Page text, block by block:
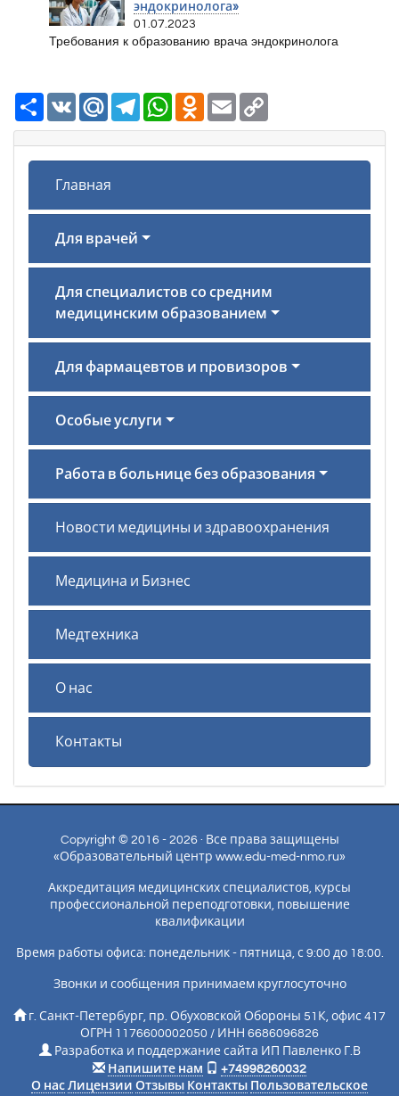
эндокринолога»
01.07.2023
Требования к образованию врача эндокринолога
РесурсVK Mail.Ru TelegramWhatsAppOdnoklassniki
Email
Главная
Для врачей
Для специалистов со средним
медицинским образованием
Для фармацевтов и провизоров
Особые услуги
Работа в больнице без образования
Новости медицины и здравоохранения
Медицина и Бизнес
Медтехника
О нас
Контакты
Copyright © 2016 - 2026 · Все права защищены
«Образовательный центр www.edu-med-nmo.ru»
Аккредитация медицинских специалистов, курсы
профессиональной переподготовки, повышение
квалификации
Время работы офиса: понедельник - пятница, с 9:00 до 18:00.
Звонки и сообщения принимаем круглосуточно
г. Санкт-Петербург, пр. Обуховской Обороны 51К, офис 417
ОГРН 1176600002050 / ИНН 6686096826
Разработка и поддержание сайта ИП Павленко Г.В
Напишите нам
+74998260032
О нас Лицензии Отзывы Контакты Пользовательское